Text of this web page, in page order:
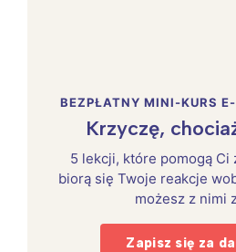
BEZPŁATNY MINI-KURS
Krzyczę,
5 lekcji, które pomogą Ci
biorą się Twoje reakcje
możesz z nimi
Zapisz się za